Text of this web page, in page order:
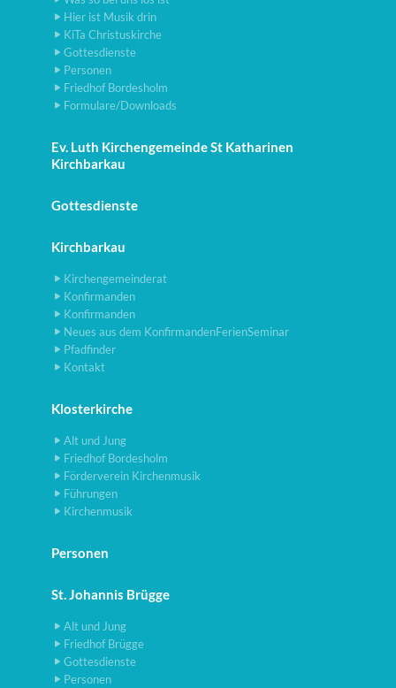
Hier ist Musik drin
KiTa Christuskirche
Gottesdienste
Personen
Friedhof Bordesholm
Formulare/Downloads
Ev. Luth Kirchengemeinde St Katharinen
Kirchbarkau
Gottesdienste
Kirchbarkau
Kirchengemeinderat
Konfirmanden
Konfirmanden
Neues aus dem KonfirmandenFerienSeminar
Pfadfinder
Kontakt
Klosterkirche
Alt und Jung
Friedhof Bordesholm
Förderverein Kirchenmusik
Führungen
Kirchenmusik
Personen
St. Johannis Brügge
Alt und Jung
Friedhof Brügge
Gottesdienste
Personen